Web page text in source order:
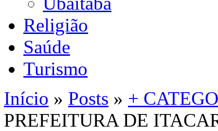
Religião
Saúde
Turismo
Início » Posts » +
PREFEITURA DE